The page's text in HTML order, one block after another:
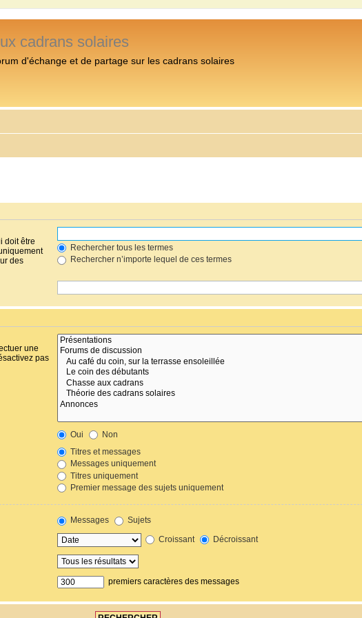
cadrans solaires
d'échange et de partage sur les cadrans solaires
doit être
des
Rechercher tous les termes
Rechercher n’importe lequel de ces termes
une
pas
Oui
Non
Titres et messages
Messages uniquement
Titres uniquement
Premier message des sujets uniquement
Messages
Sujets
Croissant Décroissant
premiers caractères des messages